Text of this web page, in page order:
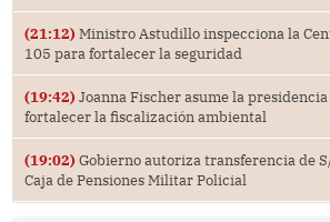
(21:12) Ministro Astudillo inspecciona la
105 para fortalecer la seguridad
(19:42) Joanna Fischer asume la presidencia
fortalecer la fiscalización ambiental
(19:02) Gobierno autoriza transferencia de
Caja de Pensiones Militar Policial